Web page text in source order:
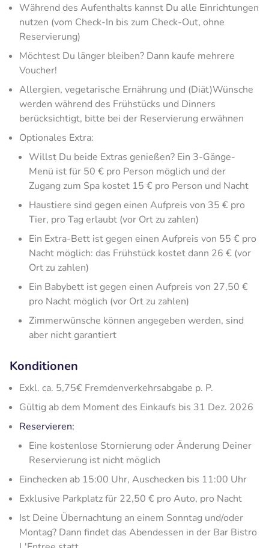
Während des Aufenthalts kannst Du alle Einrichtungen
nutzen (vom Check-In bis zum Check-Out, ohne
Reservierung)
Möchtest Du länger bleiben? Dann kaufe mehrere
Voucher!
Allergien, vegetarische Ernährung und (Diät)Wünsche
werden während des Frühstücks und Dinners
berücksichtigt, bitte bei der Reservierung erwähnen
Optionales Extra:
Willst Du beide Extras genießen? Ein 3-Gänge-
Menü ist für 50 € pro Person möglich und der
Zugang zum Spa kostet 15 € pro Person und Nacht
Haustiere sind gegen einen Aufpreis von 35 € pro
Tier, pro Tag erlaubt (vor Ort zu zahlen)
Ein Extra-Bett ist gegen einen Aufpreis von 55 € pro
Nacht möglich: das Frühstück kostet dann 26 € (vor
Ort zu zahlen)
Ein Babybett ist gegen einen Aufpreis von 27,50 €
pro Nacht möglich (vor Ort zu zahlen)
Zimmerwünsche können angegeben werden, sind
aber nicht garantiert
Konditionen
Exkl. ca. 5,75€ Fremdenverkehrsabgabe p. P.
Gültig ab dem Moment des Einkaufs bis 31 Dez. 2026
Reservieren:
Eine kostenlose Stornierung oder Änderung Deiner
Reservierung ist nicht möglich
Einchecken ab 15:00 Uhr, Auschecken bis 11:00 Uhr
Exklusive Parkplatz für 22,50 € pro Auto, pro Nacht
Ist Deine Übernachtung an einem Sonntag und/oder
Montag? Dann findet das Abendessen in der Bar Bistro